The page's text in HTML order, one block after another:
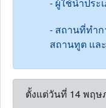
- ผู้ใช้น้ำประ
- สถานที่ทำก
สถานทูต แล
ตั้งแต่วันที่ 14 พฤษ